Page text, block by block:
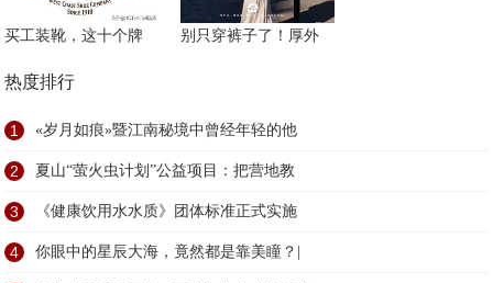
买工装靴，这十个牌 别只穿裤子了！厚外
热度排行
1 «岁月如痕»暨江南秘境中曾经年轻的他
2 夏山“萤火虫计划”公益项目：把营地教
3 《健康饮用水水质》团体标准正式实施
4 你眼中的星辰大海，竟然都是靠美瞳？|